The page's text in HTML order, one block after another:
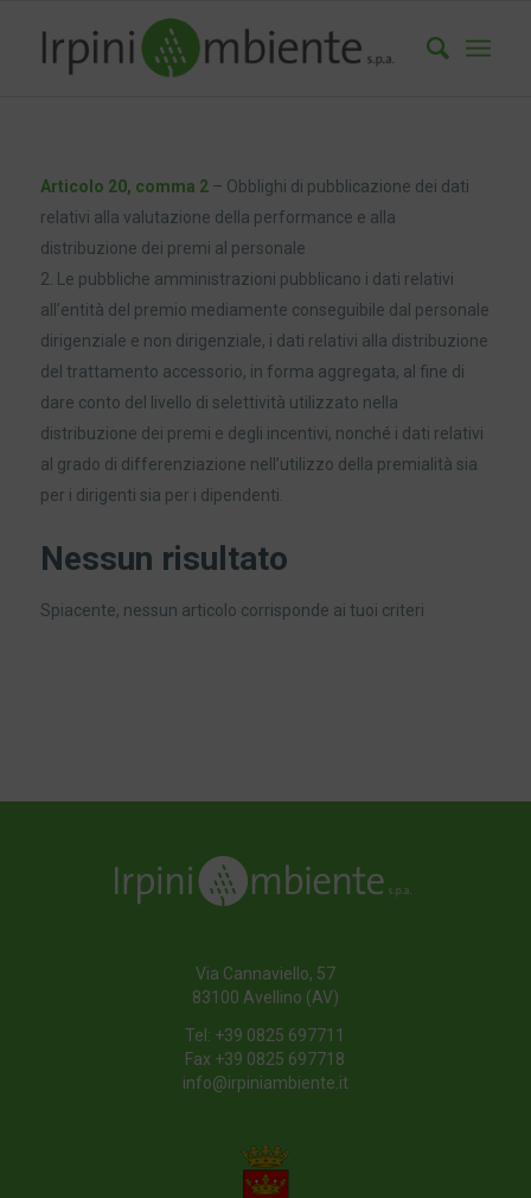
Articolo 20, comma 2– Obblighi di pubblicazione dei dati
relativi alla valutazione della performance e alla
distribuzione dei premi al personale
2. Le pubbliche amministrazioni pubblicano i dati relativi
all’entità del premio mediamente conseguibile dal personale
dirigenziale e non dirigenziale, i dati relativi alla distribuzione
del trattamento accessorio, in forma aggregata, al fine di
dare conto del livello di selettività utilizzato nella
distribuzione dei premi e degli incentivi, nonché i dati relativi
al grado di differenziazione nell’utilizzo della premialità sia
per i dirigenti sia per i dipendenti.
Nessun risultato
Spiacente, nessun articolo corrisponde ai tuoi criteri
Via Cannaviello, 57
83100 Avellino (AV)
Tel: +39 0825 697711
Fax +39 0825 697718
info@irpiniambiente.it